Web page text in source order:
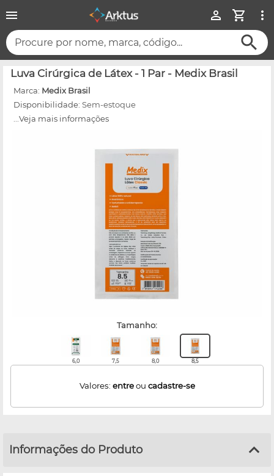
Procure por nome, marca, código...
Luva Cirúrgica de Látex - 1 Par - Medix Brasil
Marca: Medix Brasil
Disponibilidade: Sem-estoque
...Veja mais informações
tamanho:
6,0 7,5 8,0 8,5
Valores: entreou cadastre-se
Informações do Produto